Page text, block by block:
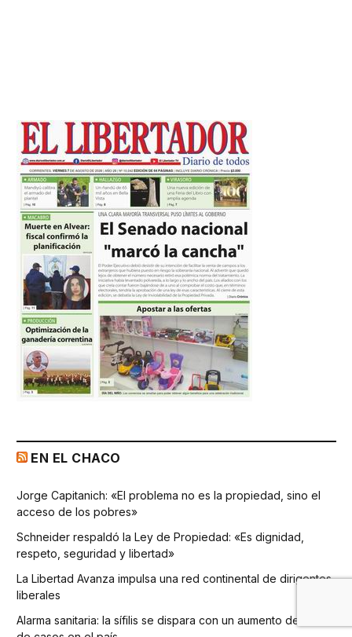
EN EL CHACO
Jorge Capitanich: «El problema no es la propiedad, sino el
acceso de los pobres»
Schneider respaldó la Ley de Propiedad: «Es dignidad,
respeto, seguridad y libertad»
La Libertad Avanza impulsa una red continental de dirigentes
liberales
Alarma sanitaria: la sífilis se dispara con un aumento del 75%